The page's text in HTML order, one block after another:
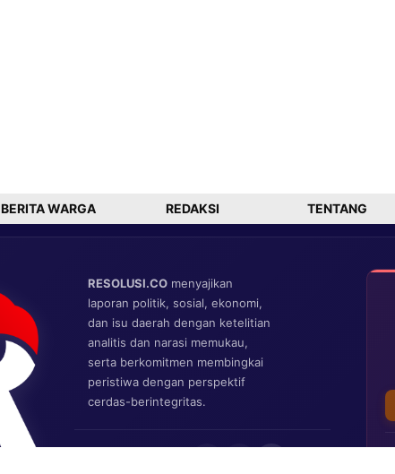
BERITA WARGA REDAKSI TENTANG
RESOLUSI.CO menyajikan
laporan politik, sosial, ekonomi,
dan isu daerah dengan ketelitian
analitis dan narasi memukau,
serta berkomitmen membingkai
peristiwa dengan perspektif
cerdas-berintegritas.